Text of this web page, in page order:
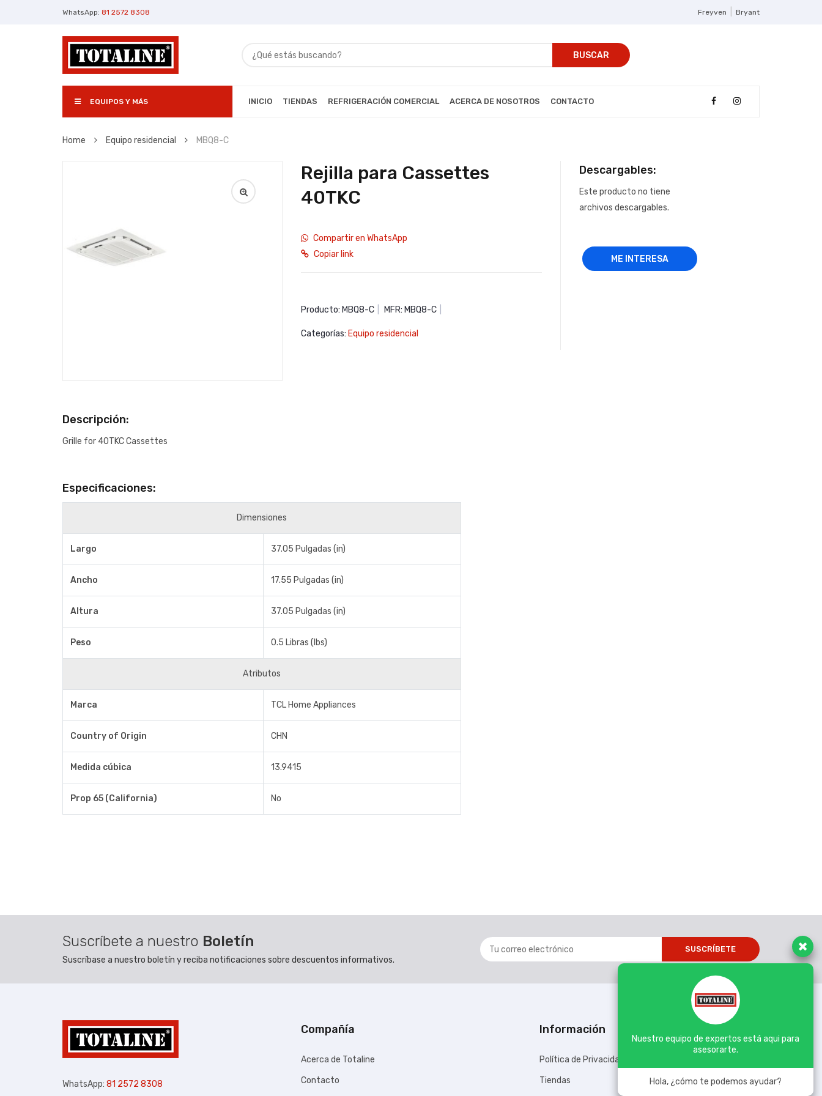
WhatsApp: 81 2572 8308 Freyven Bryant
BUSCAR
EQUIPOS Y MÁS INICIO TIENDAS REFRIGERACIÓN COMERCIAL ACERCA DE NOSOTROS CONTACTO
Home Equipo residencial MBQ8-C
Rejilla para Cassettes
40TKC
Compartir en WhatsApp
Copiar link
Producto: MBQ8-C MFR: MBQ8-C
Categorías: Equipo residencial
Descargables:
Este producto no tiene
archivos descargables.
ME INTERESA
Descripción:
Grille for 40TKC Cassettes
Especificaciones:
Dimensiones
Largo 37.05 Pulgadas (in)
Ancho 17.55 Pulgadas (in)
Altura 37.05 Pulgadas (in)
Peso 0.5 Libras (lbs)
Atributos
Marca TCL Home Appliances
Country of Origin CHN
Medida cúbica 13.9415
Prop 65 (California) No
Suscríbete a nuestro Boletín
Suscríbase a nuestro boletín y reciba notificaciones sobre descuentos informativos.
SUSCRÍBETE
WhatsApp: 81 2572 8308
Compañía
Acerca de Totaline
Contacto
Información
Política de Privacidad
Tiendas
Nuestro equipo de expertos está aqui para
asesorarte.
Hola, ¿cómo te podemos ayudar?